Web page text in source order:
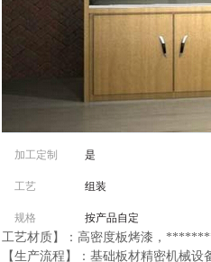
加工定制 是
工艺 组装
规格 按产品自定
工艺材质】：高密度板烤漆，
【生产流程】：基础板材精密机械